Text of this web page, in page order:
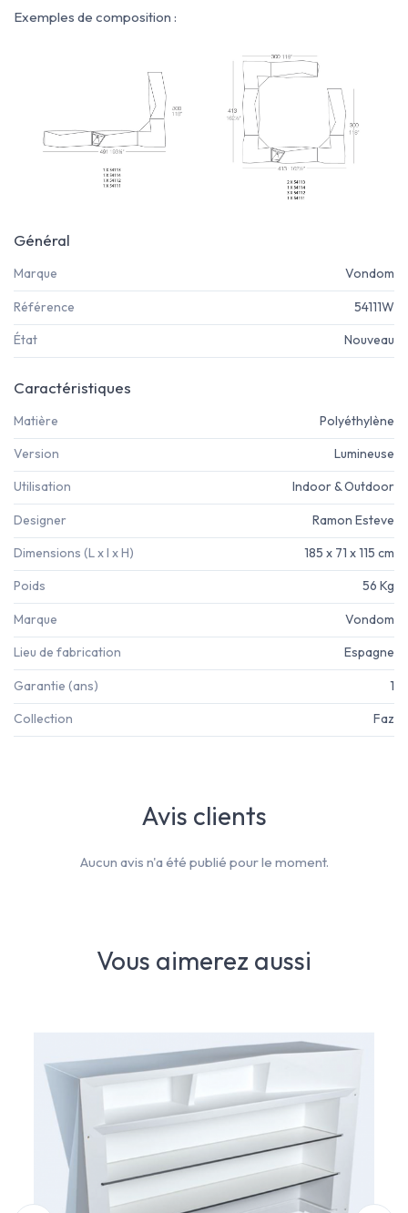
Exemples de composition :
Général
Marque Vondom
Référence 54111W
État Nouveau
Caractéristiques
Matière Polyéthylène
Version Lumineuse
Utilisation Indoor & Outdoor
Designer Ramon Esteve
Dimensions (L x l x H) 185 x 71 x 115 cm
Poids 56 Kg
Marque Vondom
Lieu de fabrication Espagne
Garantie (ans) 1
Collection Faz
Vous aimerez aussi
Avis clients
Aucun avis n'a été publié pour le moment.